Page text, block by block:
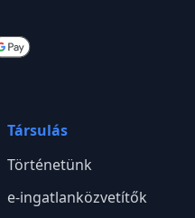
Társulás
Történetünk
e-ingatlanközvetítők